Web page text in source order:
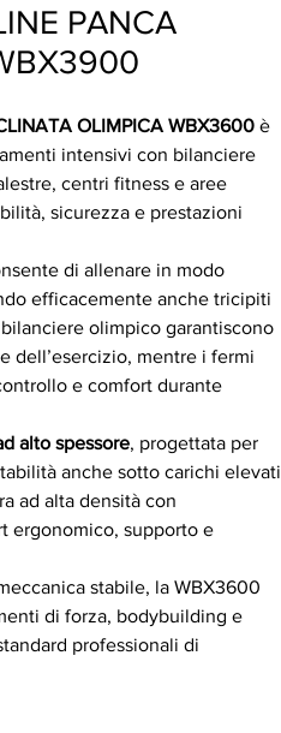
PANCA
OLIMPICA WBX3600 è
intensivi con bilanciere
centri fitness e aree
sicurezza e prestazioni
di allenare in modo
efficacemente anche tricipiti
olimpico garantiscono
dell’esercizio, mentre i fermi
e comfort durante
alto spessore, progettata per
anche sotto carichi elevati
ad alta densità con
ergonomico, supporto e
stabile, la WBX3600
di forza, bodybuilding e
professionali di